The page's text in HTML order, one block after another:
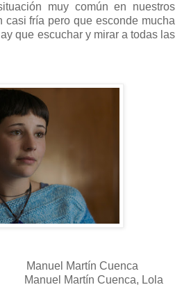
muy común en nuestros
casi fría pero que esconde mucha
que escuchar y mirar a todas las
Manuel Martín Cuenca
Manuel Martín Cuenca, Lola